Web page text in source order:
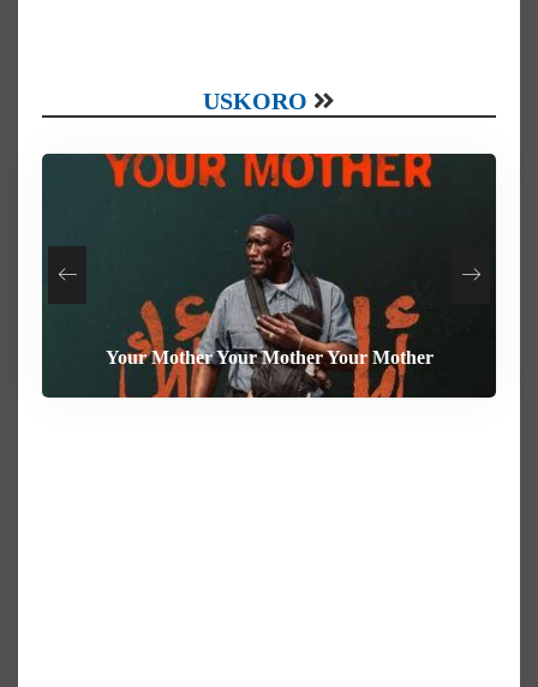
USKORO
The Weight
Your Mother Your Mother Your Mother
Heart of the Beast
Behemoth